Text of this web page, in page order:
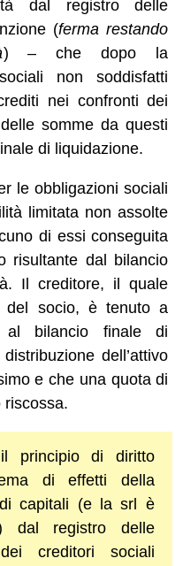
dal registro delle
(ferma restando
) – che dopo la
non soddisfatti
nei confronti dei
somme da questi
di liquidazione.
le obbligazioni sociali
limitata non assolte
di essi conseguita
risultante dal bilancio
Il creditore, il quale
del socio, è tenuto a
bilancio finale di
dell’attivo
e che una quota di
riscossa.
principio di diritto
di effetti della
capitali (e la srl è
dal registro delle
creditori sociali